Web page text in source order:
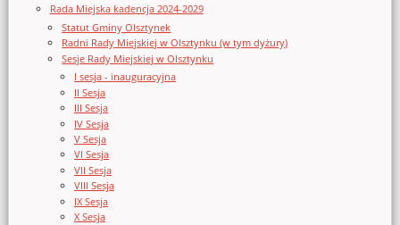
Rada Miejska kadencja 2024-2029
Statut Gminy Olsztynek
Radni Rady Miejskiej w Olsztynku (w tym dyżury)
Sesje Rady Miejskiej w Olsztynku
I sesja - inauguracyjna
II Sesja
III Sesja
IV Sesja
V Sesja
VI Sesja
VII Sesja
VIII Sesja
IX Sesja
X Sesja